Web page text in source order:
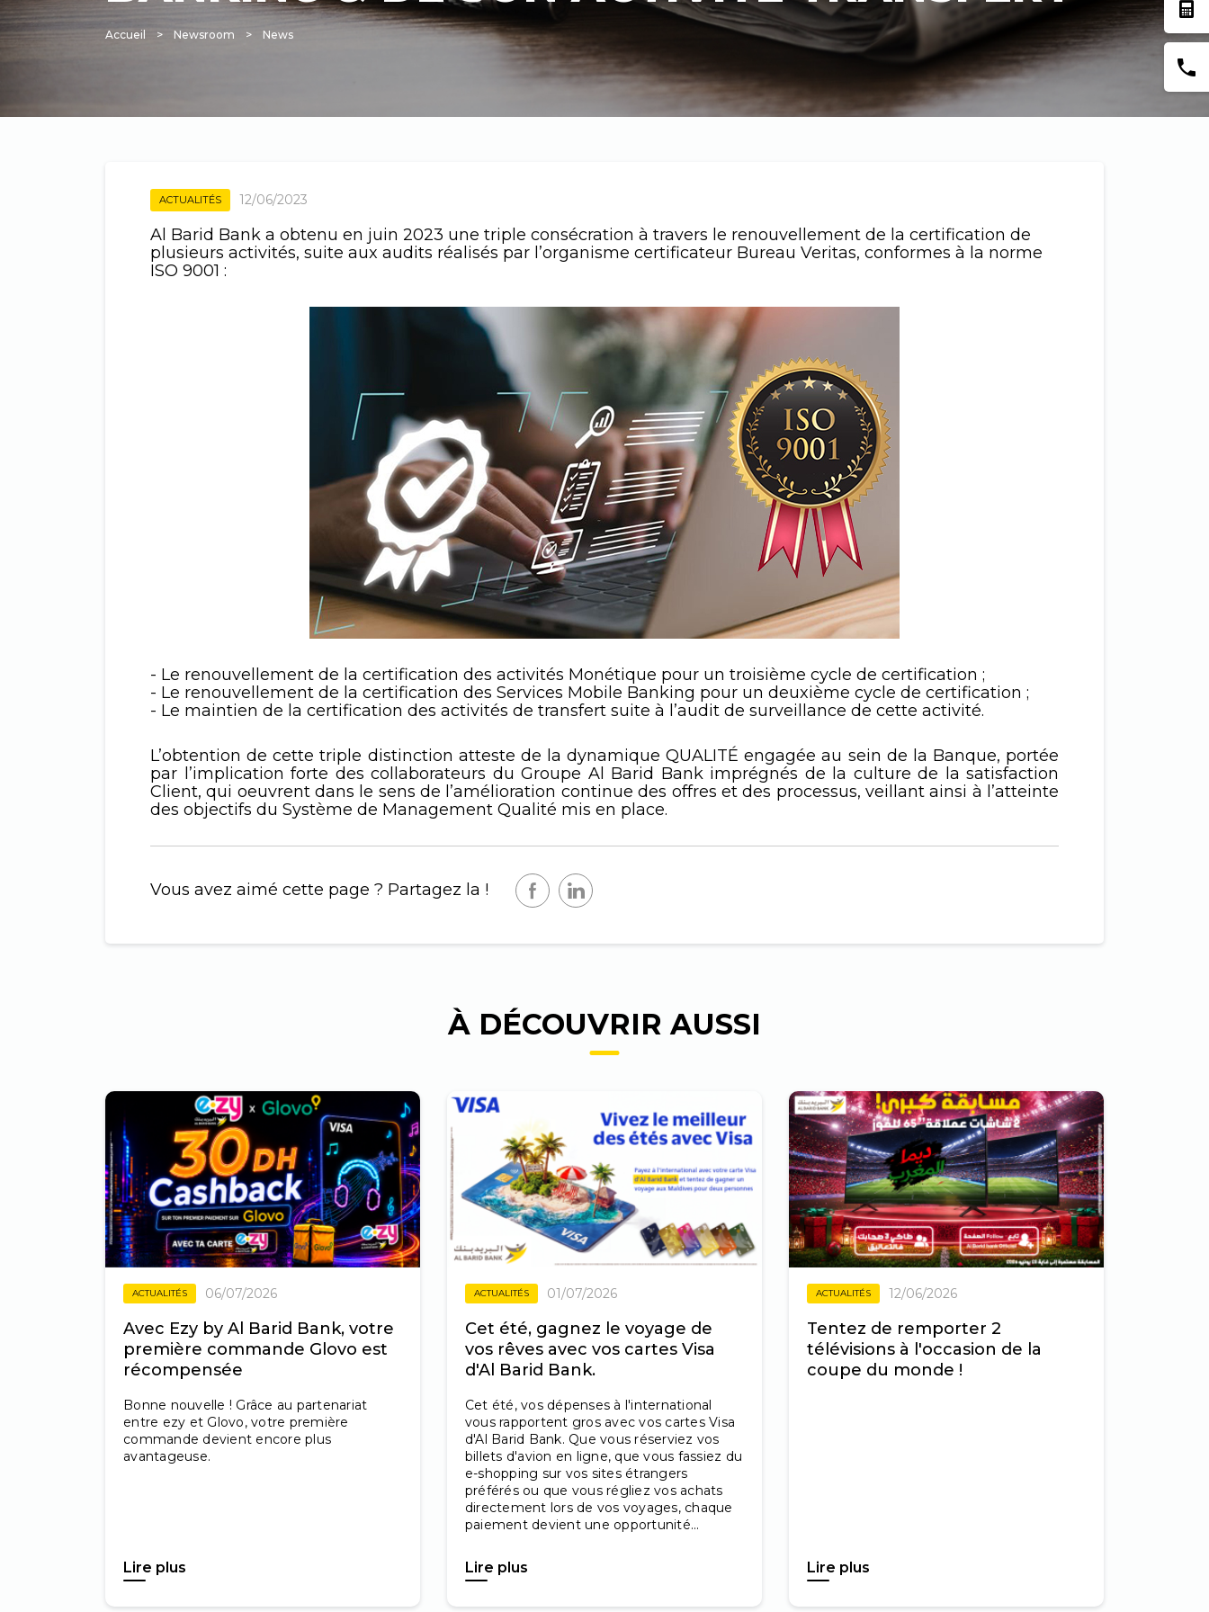
Fil
Accueil Newsroom News
ACTUALITÉS 12/06/2023
Al Barid Bank a obtenu en juin 2023 une triple consécration à travers le renouvellement de la certification de
plusieurs activités, suite aux audits réalisés par l’organisme certificateur Bureau Veritas, conformes à la norme
ISO 9001 :
- Le renouvellement de la certification des activités Monétique pour un troisième cycle de certification ;
- Le renouvellement de la certification des Services Mobile Banking pour un deuxième cycle de certification ;
- Le maintien de la certification des activités de transfert suite à l’audit de surveillance de cette activité.
L’obtention de cette triple distinction atteste de la dynamique QUALITÉ engagée au sein de la Banque, portée
par l’implication forte des collaborateurs du Groupe Al Barid Bank imprégnés de la culture de la satisfaction
Client, qui oeuvrent dans le sens de l’amélioration continue des offres et des processus, veillant ainsi à l’atteinte
des objectifs du Système de Management Qualité mis en place.
Vous avez aimé cette page ? Partagez la !
À DÉCOUVRIR AUSSI
ACTUALITÉS 06/07/2026
Avec Ezy by Al Barid Bank, votre
première commande Glovo est
récompensée
Bonne nouvelle ! Grâce au partenariat
entre ezy et Glovo, votre première
commande devient encore plus
avantageuse.
Lire plus
ACTUALITÉS 01/07/2026
Cet été, gagnez le voyage de
vos rêves avec vos cartes Visa
d'Al Barid Bank.
Cet été, vos dépenses à l'international
vous rapportent gros avec vos cartes Visa
d'Al Barid Bank. Que vous réserviez vos
billets d'avion en ligne, que vous fassiez du
e-shopping sur vos sites étrangers
préférés ou que vous régliez vos achats
directement lors de vos voyages, chaque
paiement devient une opportunité...
Lire plus
ACTUALITÉS 12/06/2026
Tentez de remporter 2
télévisions à l'occasion de la
coupe du monde !
Lire plus